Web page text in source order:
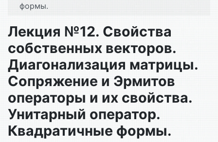
формы.
Лекция №12. Свойства
собственных векторов.
Диагонализация матрицы.
Сопряжение и Эрмитов
операторы и их свойства.
Унитарный оператор.
Квадратичные формы.